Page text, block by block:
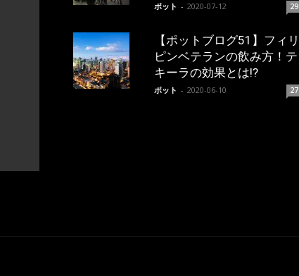
ポット - 2020-07-12 29
【ポットブログ51】フィリ
ピンベテランの飲み方！テ
キーラの効果とは!?
ポット - 2020-06-10 27